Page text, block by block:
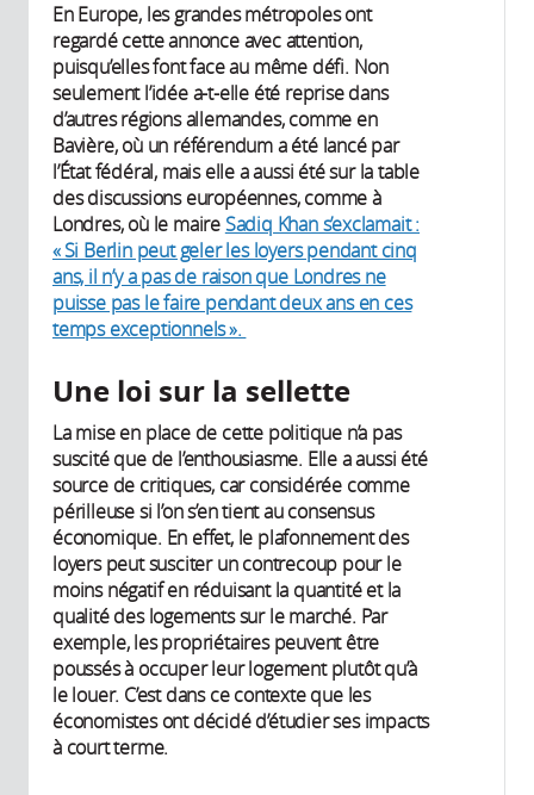
En Europe, les grandes métropoles ont
regardé cette annonce avec attention,
puisqu’elles font face au même défi. Non
seulement l’idée a-t-elle été reprise dans
d’autres régions allemandes, comme en
Bavière, où un référendum a été lancé par
l’État fédéral, mais elle a aussi été sur la table
des discussions européennes, comme à
Londres, où le maireSadiq Khan s’exclamait :
« Si Berlin peut geler les loyers pendant cinq
ans, il n’y a pas de raison que Londres ne
puisse pas le faire pendant deux ans en ces
temps exceptionnels ».
Une loi sur la sellette
La mise en place de cette politique n’a pas
suscité que de l’enthousiasme. Elle a aussi été
source de critiques, car considérée comme
périlleuse si l’on s’en tient au consensus
économique. En effet, le plafonnement des
loyers peut susciter un contrecoup pour le
moins négatif en réduisant la quantité et la
qualité des logements sur le marché. Par
exemple, les propriétaires peuvent être
poussés à occuper leur logement plutôt qu’à
le louer. C’est dans ce contexte que les
économistes ont décidé d’étudier ses impacts
à court terme.